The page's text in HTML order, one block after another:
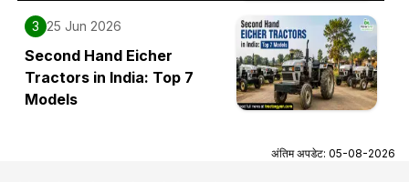
3 25 Jun 2026
Second Hand Eicher
Tractors in India: Top 7
Models
अंतिम अपडेट: 05-08-2026